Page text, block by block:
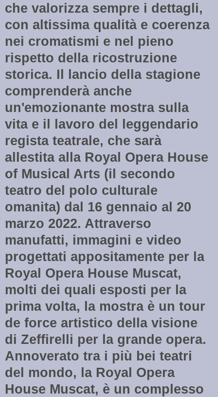
che valorizza sempre i dettagli,
con altissima qualità e coerenza
nei cromatismi e nel pieno
rispetto della ricostruzione
storica. Il lancio della stagione
comprenderà anche
un'emozionante mostra sulla
vita e il lavoro del leggendario
regista teatrale, che sarà
allestita alla Royal Opera House
of Musical Arts (il secondo
teatro del polo culturale
omanita) dal 16 gennaio al 20
marzo 2022. Attraverso
manufatti, immagini e video
progettati appositamente per la
Royal Opera House Muscat,
molti dei quali esposti per la
prima volta, la mostra è un tour
de force artistico della visione
di Zeffirelli per la grande opera.
Annoverato tra i più bei teatri
del mondo, la Royal Opera
House Muscat, è un complesso